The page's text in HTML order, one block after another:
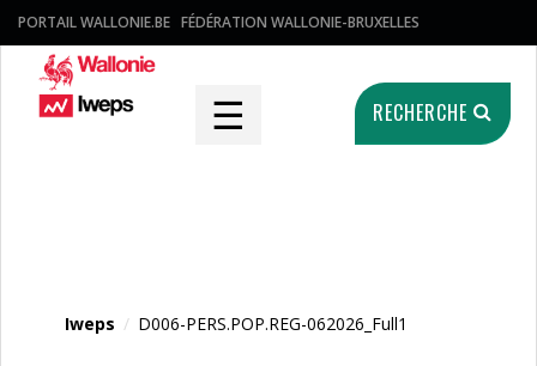
PORTAIL WALLONIE.BE FÉDÉRATION WALLONIE-BRUXELLES
☰ RECHERCHE
Iweps / D006-PERS.POP.REG-062026_Full1